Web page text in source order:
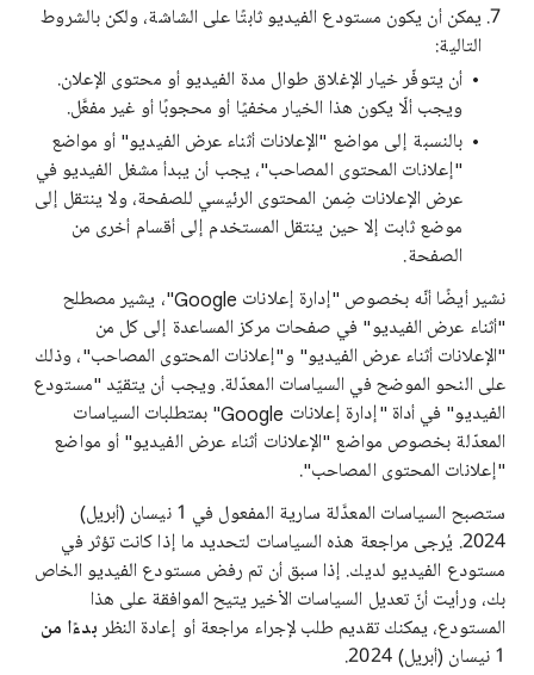
يمكن أن يكون مستودع الفيديو ثابتًا على الشاشة، ولكن بالشروط
التالية:
أن يتوفّر خيار الإغلاق طوال مدة الفيديو أو محتوى الإعلان.
ويجب ألّا يكون هذا الخيار مخفيًا أو محجوبًا أو غير مفعَّل.
بالنسبة إلى مواضع "الإعلانات أثناء عرض الفيديو" أو مواضع
"إعلانات المحتوى المصاحب"، يجب أن يبدأ مشغل الفيديو في
عرض الإعلانات ضِمن المحتوى الرئيسي للصفحة، ولا ينتقل إلى
موضع ثابت إلا حين ينتقل المستخدم إلى أقسام أخرى من
الصفحة.
نشير أيضًا أنّه بخصوص "إدارة إعلانات Google"، يشير مصطلح
"أثناء عرض الفيديو" في صفحات مركز المساعدة إلى كل من
"الإعلانات أثناء عرض الفيديو" و"إعلانات المحتوى المصاحب"، وذلك
على النحو الموضح في السياسات المعدّلة. ويجب أن يتقيّد "مستودع
الفيديو" في أداة "إدارة إعلانات Google" بمتطلبات السياسات
المعدّلة بخصوص مواضع "الإعلانات أثناء عرض الفيديو" أو مواضع
"إعلانات المحتوى المصاحب".
ستصبح السياسات المعدَّلة سارية المفعول في 1 نيسان (أبريل)
2024. يُرجى مراجعة هذه السياسات لتحديد ما إذا كانت تؤثر في
مستودع الفيديو لديك. إذا سبق أن تم رفض مستودع الفيديو الخاص
بك، ورأيت أنّ تعديل السياسات الأخير يتيح الموافقة على هذا
المستودع، يمكنك تقديم طلب لإجراء مراجعة أو إعادة النظر بدءًا من
1 نيسان (أبريل) 2024.